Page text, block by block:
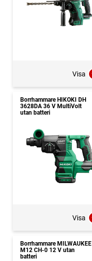
Visa
Borrhammare HIKOKI DH
3628DA 36 V MultiVolt
utan batteri
Visa
Borrhammare MILWAUKEE
M12 CH-0 12 V utan
batteri